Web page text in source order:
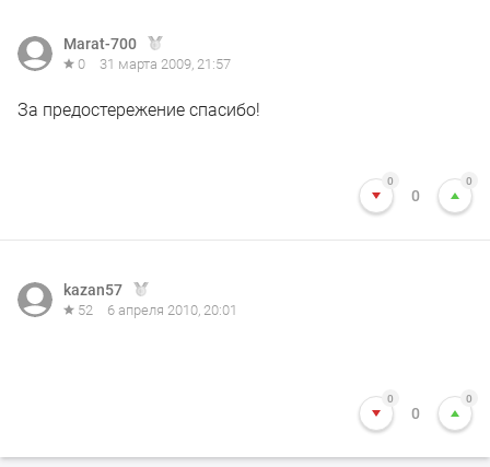
Marat-700
0 31 марта 2009, 21:57
За предостережение спасибо!
0
0
0
kazan57
52 6 апреля 2010, 20:01
0
0
0